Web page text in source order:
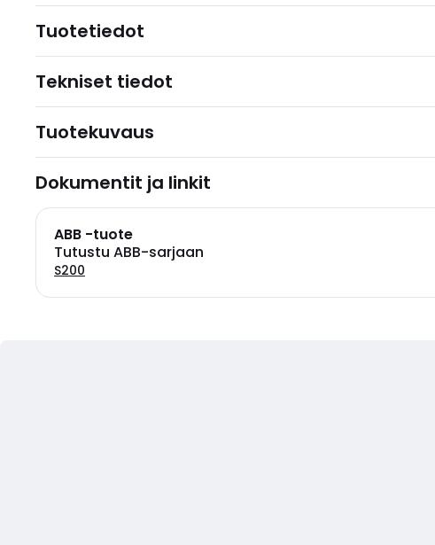
Tuotetiedot
Tekniset tiedot
Tuotekuvaus
Dokumentit ja linkit
ABB -tuote
Tutustu ABB-sarjaan
S200